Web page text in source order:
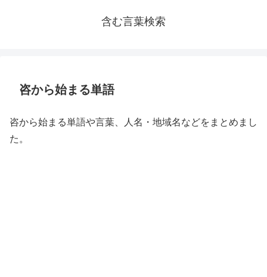
含む言葉検索
咨から始まる単語
咨から始まる単語や言葉、人名・地域名などをまとめまし
た。